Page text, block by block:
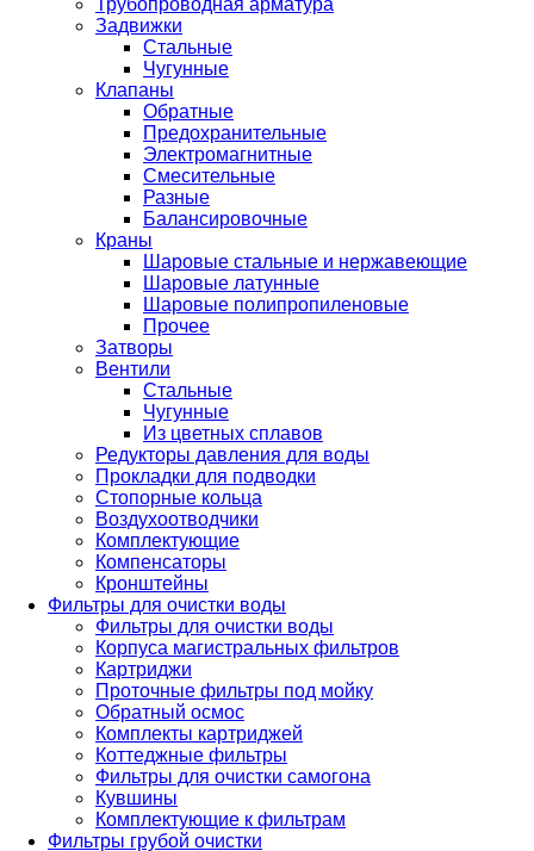
Трубопроводная арматура
Задвижки
Стальные
Чугунные
Клапаны
Обратные
Предохранительные
Электромагнитные
Смесительные
Разные
Балансировочные
Краны
Шаровые стальные и нержавеющие
Шаровые латунные
Шаровые полипропиленовые
Прочее
Затворы
Вентили
Стальные
Чугунные
Из цветных сплавов
Редукторы давления для воды
Прокладки для подводки
Стопорные кольца
Воздухоотводчики
Комплектующие
Компенсаторы
Кронштейны
Фильтры для очистки воды
Фильтры для очистки воды
Корпуса магистральных фильтров
Картриджи
Проточные фильтры под мойку
Обратный осмос
Комплекты картриджей
Коттеджные фильтры
Фильтры для очистки самогона
Кувшины
Комплектующие к фильтрам
Фильтры грубой очистки